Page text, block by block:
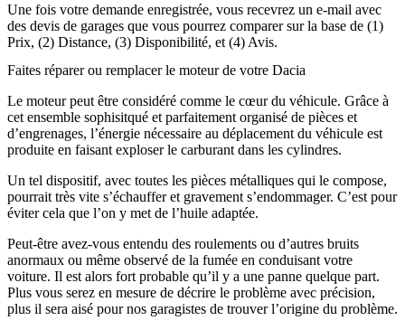
Une fois votre demande enregistrée, vous recevrez un e-mail avec
des devis de garages que vous pourrez comparer sur la base de (1)
Prix, (2) Distance, (3) Disponibilité, et (4) Avis.
Faites réparer ou remplacer le moteur de votre Dacia
Le moteur peut être considéré comme le cœur du véhicule. Grâce à
cet ensemble sophisitqué et parfaitement organisé de pièces et
d’engrenages, l’énergie nécessaire au déplacement du véhicule est
produite en faisant exploser le carburant dans les cylindres.
Un tel dispositif, avec toutes les pièces métalliques qui le compose,
pourrait très vite s’échauffer et gravement s’endommager. C’est pour
éviter cela que l’on y met de l’huile adaptée.
Peut-être avez-vous entendu des roulements ou d’autres bruits
anormaux ou même observé de la fumée en conduisant votre
voiture. Il est alors fort probable qu’il y a une panne quelque part.
Plus vous serez en mesure de décrire le problème avec précision,
plus il sera aisé pour nos garagistes de trouver l’origine du problème.